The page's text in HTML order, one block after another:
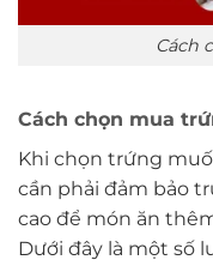
Cách
Cách chọn mua
Khi chọn trứng
cần phải đảm bảo
cao để món ăn
Dưới đây là một số